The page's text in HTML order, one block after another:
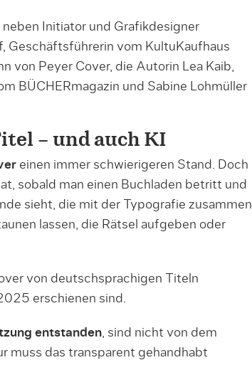
neben Initiator und Grafikdesigner
Geschäftsführerin vom KultuKaufhaus
von Peyer Cover, die Autorin Lea Kaib,
BÜCHERmagazin und Sabine Lohmüller
– und auch KI
einen immer schwierigeren Stand. Doch
sobald man einen Buchladen betritt und
sieht, die mit der Typografie zusammen
lassen, die Rätsel aufgeben oder
von deutschsprachigen Titeln
erschienen sind.
entstanden, sind nicht von dem
muss das transparent gehandhabt